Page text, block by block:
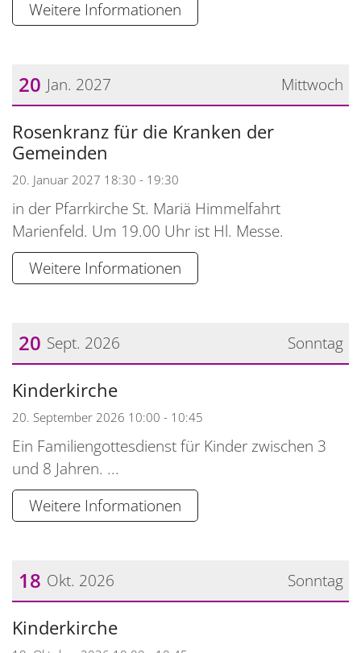
Weitere Informationen
Mittwoch
20 Jan. 2027
Datum: 20. Januar 2027
Rosenkranz für die Kranken der
Gemeinden
20. Januar 2027 18:30 - 19:30
in der Pfarrkirche St. Mariä Himmelfahrt
Marienfeld. Um 19.00 Uhr ist Hl. Messe.
Weitere Informationen
Sonntag
20 Sept. 2026
Datum: 20. September 2026
Kinderkirche
20. September 2026 10:00 - 10:45
Ein Familiengottesdienst für Kinder zwischen 3
und 8 Jahren. ...
Weitere Informationen
Sonntag
18 Okt. 2026
Datum: 18. Oktober 2026
Kinderkirche